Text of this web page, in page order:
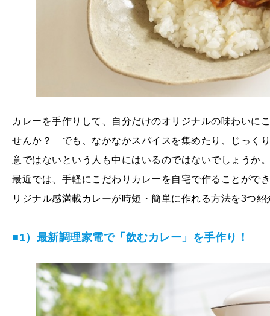
カレーを手作りして、自分だけのオリジナルの味わい
せんか？ でも、なかなかスパイスを集めたり、じっく
意ではないという人も中にはいるのではないでしょうか。
最近では、手軽にこだわりカレーを自宅で作ることがで
リジナル感満載カレーが時短・簡単に作れる方法を3つ紹
■1）最新調理家電で「飲むカレー」を手作り！